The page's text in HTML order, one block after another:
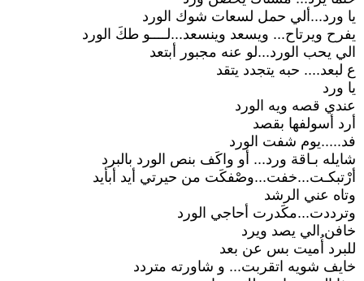
يا ورد...ألي حمل لسعات شوك الورد
يفرح ويرتاح... ويسعد وينسعد...لــــو طكَ الورد
الي يحب الورد...لو عنه مجبور أبتعد
ع لبعد.... حبه يتجدد يتقد
يا ورد
عندي قصه ويه الورد
أرد أسولفها بقصد
فد.....يوم شفت الورد
شايله بـاقة ورد... أو واكَف بنص الورد بالبرد
أرْتبكـت...خفت...وصْفكَت من حيرتي أيد أبأيد
وتاه عني الرشد
وترددت...مكَدرت أحاجي الورد
خافن الي يصد ويرد
للبرد أُميت بس عن بعد
خايف شويه اتقربت... و شاورته متردد